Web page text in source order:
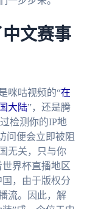
文赛事
咪咕视频的“在
大陆”，还是腾
检测你的IP地
问便会立即被阻
无关，只与你
界杯直播地区
，由于版权分
流。因此，解